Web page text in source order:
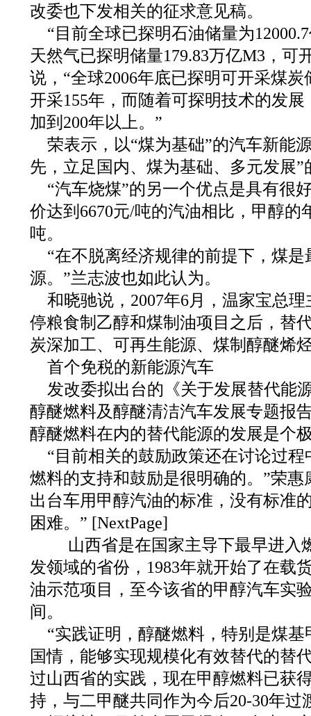
改委也下发相关的征求意见稿。
“目前全球已探明石油储量为
天然气已探明储量179.83万亿M3，可
说，“全球2006年底已探明可开采煤炭
开采155年，而随着可探明技术的发
加到200年以上。”
荣表示，以“煤为基础”的汽车新能
先，立足国内、煤为基础、多元发展”
“汽车烧煤”的另一个优点是具有很
价达到6670元/吨的汽油相比，甲醇的
吨。
“在不脱离经济规律的前提下，煤
源。”兰志波也如此认为。
和晓驰说，2007年6月，温家宝总
停粮食制乙醇和煤制油项目之后，替
炭深加工、可再生能源、煤制醇醚烯
首个免税的新能源汽车
发改委拟出台的《关于发展替代能
醇醚燃料及醇醚清洁汽车发展专题报
醇醚燃料在内的替代能源的发展是个
“目前相关的鼓励政策还在讨论过
燃料的支持和鼓励是很明确的。”荣
出台车用甲醇汽油的标准，没有标准
困难。” [NextPage]
山西省是在国家主导下最早进入
发领域的省份，1983年就开始了在载
油示范项目，至今该省的甲醇汽车实
间。
“实践证明，醇醚燃料，特别是煤
国情，能够实现规模化有效替代的替
过山西省的实践，现在甲醇燃料已获
持，与二甲醚共同作为今后20-30年过